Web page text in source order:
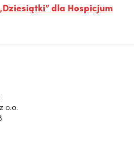
dla Hospicjum
o.o.